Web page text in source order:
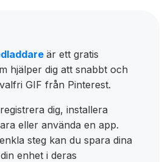
är ett gratis
hjälper dig att snabbt och
GIF från Pinterest.
dig, installera
eller använda en app.
steg kan du spara dina
enhet i deras